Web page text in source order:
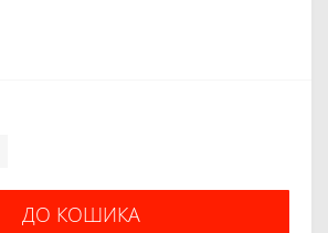
ДО КОШИКА